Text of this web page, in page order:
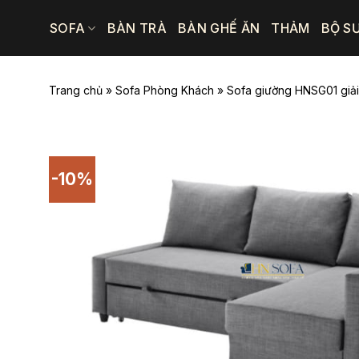
SOFA BÀN TRÀ BÀN GHẾ ĂN THẢM BỘ
Trang chủ» Sofa Phòng Khách » Sofa giường HNSG01
-10%